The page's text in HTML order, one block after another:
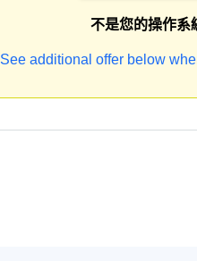
不是您的操作系
See additional offer below